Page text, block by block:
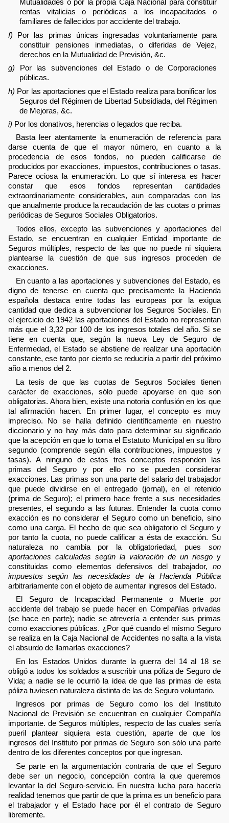
Mutualidades o por la propia Caja Nacional para constituir
rentas vitalicias o periódicas a los incapacitados o
familiares de fallecidos por accidente del trabajo.
f) Por las primas únicas ingresadas voluntariamente para
constituir pensiones inmediatas, o diferidas de Vejez,
derechos en la Mutualidad de Previsión, &c.
g) Por las subvenciones del Estado o de Corporaciones
públicas.
h) Por las aportaciones que el Estado realiza para bonificar los
Seguros del Régimen de Libertad Subsidiada, del Régimen
de Mejoras, &c.
i) Por los donativos, herencias o legados que reciba.
Basta leer atentamente la enumeración de referencia para
darse cuenta de que el mayor número, en cuanto a la
procedencia de esos fondos, no pueden calificarse de
producidos por exacciones, impuestos, contribuciones o tasas.
Parece ociosa la enumeración. Lo que sí interesa es hacer
constar que esos fondos representan cantidades
extraordinariamente considerables, aun comparadas con las
que anualmente produce la recaudación de las cuotas o primas
periódicas de Seguros Sociales Obligatorios.
Todos ellos, excepto las subvenciones y aportaciones del
Estado, se encuentran en cualquier Entidad importante de
Seguros múltiples, respecto de las que no puede ni siquiera
plantearse la cuestión de que sus ingresos proceden de
exacciones.
En cuanto a las aportaciones y subvenciones del Estado, es
digno de tenerse en cuenta que precisamente la Hacienda
española destaca entre todas las europeas por la exigua
cantidad que dedica a subvencionar los Seguros Sociales. En
el ejercicio de 1942 las aportaciones del Estado no representan
más que el 3,32 por 100 de los ingresos totales del año. Si se
tiene en cuenta que, según la nueva Ley de Seguro de
Enfermedad, el Estado se abstiene de realizar una aportación
constante, ese tanto por ciento se reduciría a partir del próximo
año a menos del 2.
La tesis de que las cuotas de Seguros Sociales tienen
carácter de exacciones, sólo puede apoyarse en que son
obligatorias. Ahora bien, existe una notoria confusión en los que
tal afirmación hacen. En primer lugar, el concepto es muy
impreciso. No se halla definido científicamente en nuestro
diccionario y no hay más dato para determinar su significado
que la acepción en que lo toma el Estatuto Municipal en su libro
segundo (comprende según ella contribuciones, impuestos y
tasas). A ninguno de estos tres conceptos responden las
primas del Seguro y por ello no se pueden considerar
exacciones. Las primas son una parte del salario del trabajador
que puede dividirse en el entregado (jornal), en el retenido
(prima de Seguro); el primero hace frente a sus necesidades
presentes, el segundo a las futuras. Entender la cuota como
exacción es no considerar el Seguro como un beneficio, sino
como una carga. El hecho de que sea obligatorio el Seguro y
por tanto la cuota, no puede calificar a ésta de exacción. Su
naturaleza no cambia por la obligatoriedad, pues son
aportaciones calculadas según la valoración de un riesgoy
constituidas como elementos defensivos del trabajador, no
impuestos según las necesidades de la Hacienda Pública
arbitrariamente con el objeto de aumentar ingresos del Estado.
El Seguro de Incapacidad Permanente o Muerte por
accidente del trabajo se puede hacer en Compañías privadas
(se hace en parte); nadie se atrevería a entender sus primas
como exacciones públicas. ¿Por qué cuando el mismo Seguro
se realiza en la Caja Nacional de Accidentes no salta a la vista
el absurdo de llamarlas exacciones?
En los Estados Unidos durante la guerra del 14 al 18 se
obligó a todos los soldados a suscribir una póliza de Seguro de
Vida; a nadie se le ocurrió la idea de que las primas de esta
póliza tuviesen naturaleza distinta de las de Seguro voluntario.
Ingresos por primas de Seguro como los del Instituto
Nacional de Previsión se encuentran en cualquier Compañía
importante. de Seguros múltiples, respecto de las cuales sería
pueril plantear siquiera esta cuestión, aparte de que los
ingresos del Instituto por primas de Seguro son sólo una parte
dentro de los diferentes conceptos por que ingresan.
Se parte en la argumentación contraria de que el Seguro
debe ser un negocio, concepción contra la que queremos
levantar la del Seguro-servicio. En nuestra lucha para hacerla
realidad tenemos que partir de que la prima es un beneficio para
el trabajador y el Estado hace por él el contrato de Seguro
libremente.